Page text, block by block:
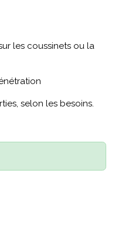
les coussinets ou la
selon les besoins.